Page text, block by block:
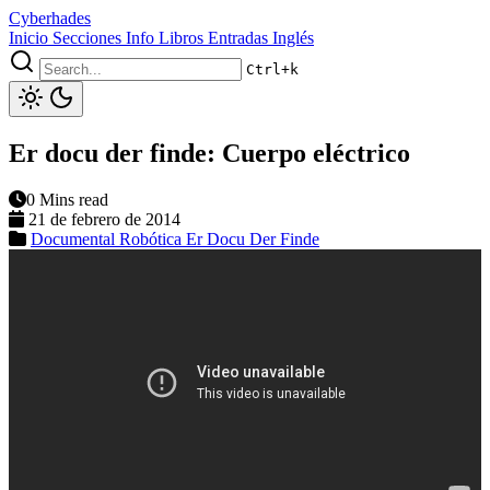
Cyberhades
Inicio Secciones Info Libros Entradas Inglés
Ctrl+k
Er docu der finde: Cuerpo eléctrico
0 Mins read
21 de febrero de 2014
Documental Robótica Er Docu Der Finde